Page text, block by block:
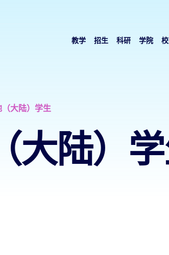
教学 招生 科研 学院
大陆）学生
大陆）